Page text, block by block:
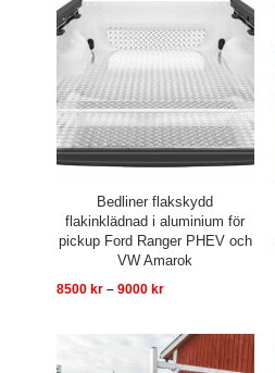
Bedliner flakskydd
flakinklädnad i aluminium för
pickup Ford Ranger PHEV och
VW Amarok
8500 kr – 9000 kr
9000 kr